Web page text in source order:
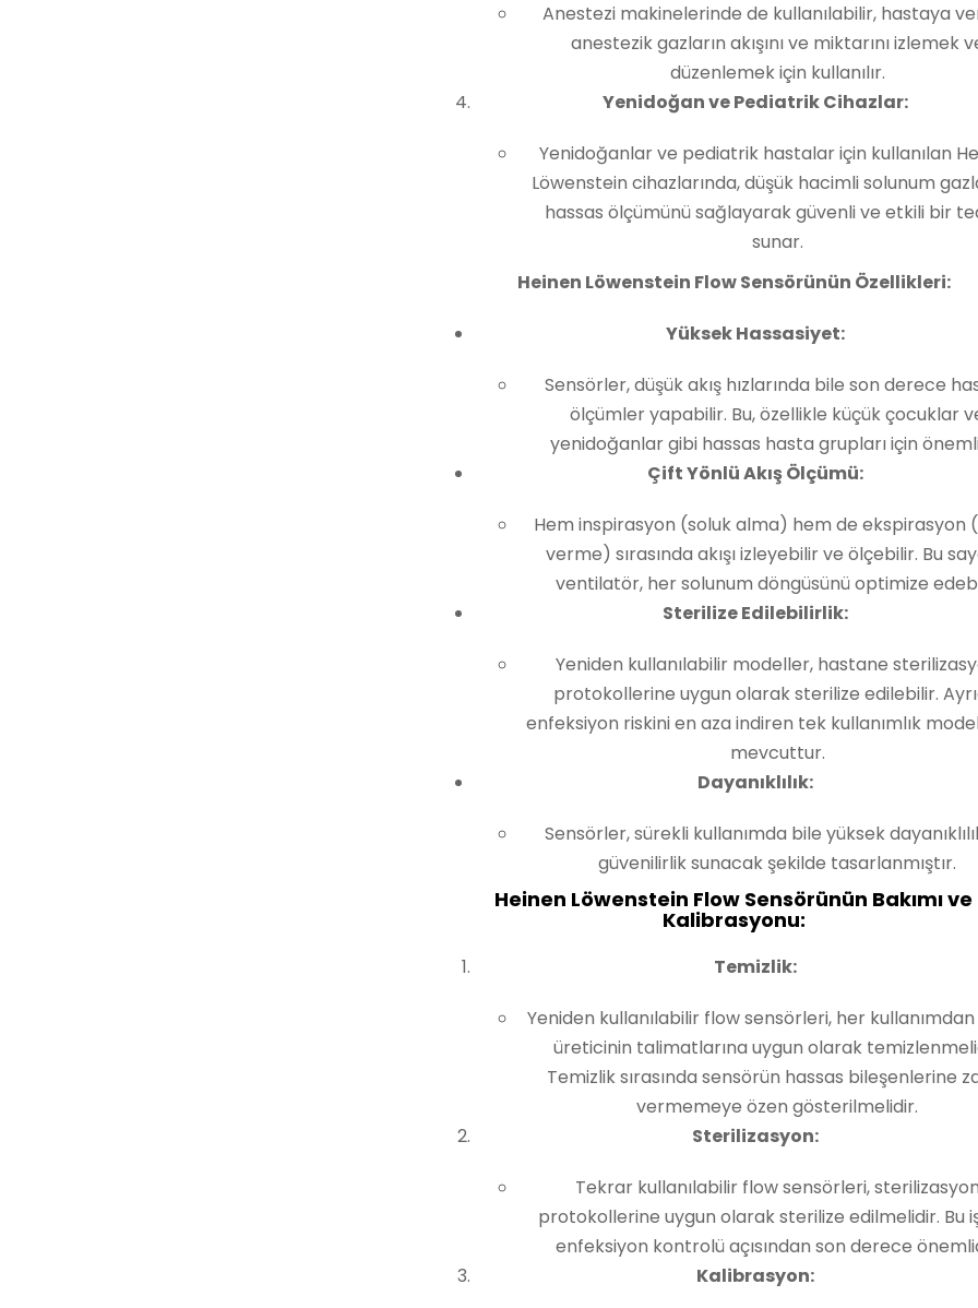
Anestezi makinelerinde de kullanılabilir, hastaya
anestezik gazların akışını ve miktarını izlemek
düzenlemek için kullanılır.
Yenidoğan ve Pediatrik Cihazlar:
Yenidoğanlar ve pediatrik hastalar için kullanılan
Löwenstein cihazlarında, düşük hacimli solunum
hassas ölçümünü sağlayarak güvenli ve etkili bir
sunar.
Heinen Löwenstein Flow Sensörünün Özellikleri:
Yüksek Hassasiyet:
Sensörler, düşük akış hızlarında bile son derece
ölçümler yapabilir. Bu, özellikle küçük çocuklar
yenidoğanlar gibi hassas hasta grupları için
Çift Yönlü Akış Ölçümü:
Hem inspirasyon (soluk alma) hem de ekspirasyon
verme) sırasında akışı izleyebilir ve ölçebilir. Bu
ventilatör, her solunum döngüsünü optimize
Sterilize Edilebilirlik:
Yeniden kullanılabilir modeller, hastane
protokollerine uygun olarak sterilize edilebilir.
enfeksiyon riskini en aza indiren tek kullanımlık
mevcuttur.
Dayanıklılık:
Sensörler, sürekli kullanımda bile yüksek
güvenilirlik sunacak şekilde tasarlanmıştır.
Heinen Löwenstein Flow Sensörünün Bakımı ve
Kalibrasyonu:
Temizlik:
Yeniden kullanılabilir flow sensörleri, her
üreticinin talimatlarına uygun olarak
Temizlik sırasında sensörün hassas bileşenlerine
vermemeye özen gösterilmelidir.
Sterilizasyon:
Tekrar kullanılabilir flow sensörleri, sterilizasyon
protokollerine uygun olarak sterilize edilmelidir. Bu
enfeksiyon kontrolü açısından son derece
Kalibrasyon: